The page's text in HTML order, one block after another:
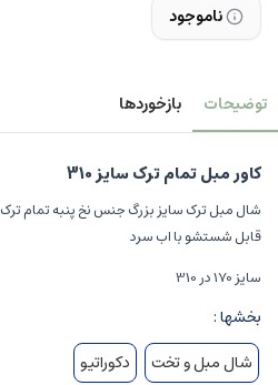
ناموجود
توضیحات بازخوردها
کاور مبل تمام ترک سایز 310
شال مبل ترک سایز بزرگ جنس نخ پنبه تمام ترک
قابل شستشو با اب سرد
سایز 170 در 310
بخشها :
شال مبل و تخت
دکوراتیو